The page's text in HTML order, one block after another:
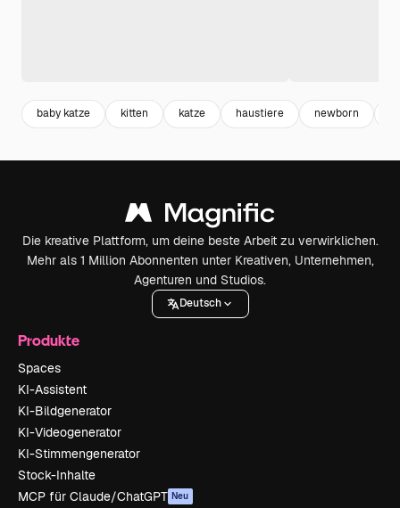
baby katze kitten katze haustiere newborn
Die kreative Plattform, um deine beste Arbeit zu verwirklichen.
Mehr als 1 Million Abonnenten unter Kreativen, Unternehmen,
Agenturen und Studios.
Deutsch
Produkte
Spaces
KI-Assistent
KI-Bildgenerator
KI-Videogenerator
KI-Stimmengenerator
Stock-Inhalte
MCP für Claude/ChatGPT Neu